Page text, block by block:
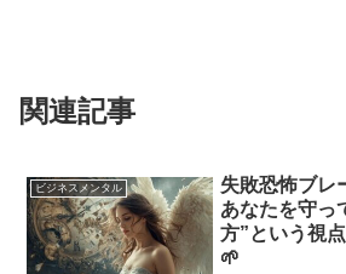
関連記事
ビジネスメンタル
失敗恐怖ブレ
あなたを守っ
方”という視
🌱